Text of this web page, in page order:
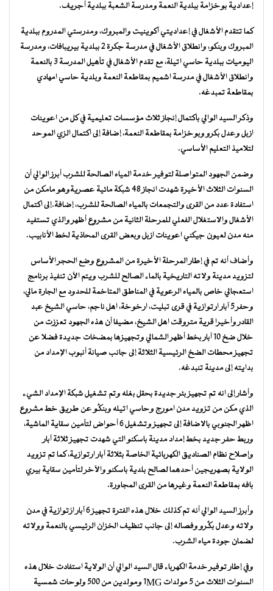
إعدادية بوخزامة ببلدية النعمة ومدرسة الشعبة ببلدية أجريف.
كما تتقدم الأشغال في إعداديتي آكوينيت والمبروك، ومدرستي المدروم ببلدية
المبروك وبنكو، وانطلاق الأشغال في مدرسة جكرة ٢ ببلدية بيريبافات، ومدرسة
اليوميات ببلدية حاسي اتيلة، مع تقدم الأشغال في تأهيل المدرسة 3 بالنعمة
وانطلاق الأشغال في مدرسة اشميم بمقاطعة النعمة وبلدية حاسي امهادي
بمقاطعة تمبدغه.
وذكر السيد الوالي باكتمال إنجاز ثلاث مؤسسات تعليمية في كل من اعوينات
ازبل وعدل بكرو وبوخزامة بمقاطعة النعمة، إضافة إلى اكتمال الزي الموحد
لتلاميذ التعليم الأساسي.
وضمن الجهود المتواصلة لتوفير خدمة المياه الصالحة للشرب أبرز الوالي أن
السنوات الثلاث الأخيرة شهدت انجاز 48 شبكة مائية عصريةوهو مامكن من
استفادة عدد من القرى والتجمعات بالمياه الصالحة للشرب، إضافة.إلى اكتمال
الأشغال والاستغلال الفعلي للمرحلة الثانية من مشروع أظهر والذي تستفيد
منه مدن لعيون جيكني اعوينات ازبل وبعض القرى المحاذية لخط الأنابيب.
وأضاف أنه تم في إطار المرحلة الأخيرة من المشروع وضع الحجر الأساس
لتزويد مدينة ولاته التاريخية بالماء الصالح للشرب ويتم الآن تنفيذ برنامج
استعجالي خاص بالمياه الرعوية في المناطق المتاخمة للحدود مع الجارة مالي،
وحفر 5 آبار ارتوازية في قرى تبليت، ارخوخة، اهل ناجم، حاسي الشيخ عبد
القادر وأخيرا قرية متروقت اهل الشيخ، مضيفا أن هذه الجهود تعززت من
خلال ضخ 10 آبار بخط أظهر الشمالي وتجهيزها بمضخات جديدة فضلا عن
تجهيز محطات الضخ الرئيسية الثلاثة إلى جانب صيانة أنبوب الإمداد من
بدايته إلى مدينة تنبدغه.
وأشار إلى انه تم تجهيز بئر جديدة بحقل بغله وتم تشغيل شبكة الإمداد الشيء
الذي مكن من تزويد مدن امورج وحاسي اتيله وبنگو عن طريق خط مشروع
اظهر الجنوبي بالاضافة إلى تجهيز وتشغيل 6 أحواض لتأمين سقاية الماشية،
وربط حفر جديد بخط إمداد مدينة باسكنو التي شهدت تجهيز ثلاثة آبار
وإصلاح نظام الصناديق الكهربائية الخاصة بثلاثة آبار ارتوازية، كما تم تزويد
الولاية بصهريجين أحدهما لصالح بلدية باسكنو والآخر لتأمين سقاية بيري
بافه بمقاطعة النعمة وغيرها من القرى المجاورة.
وأبرز السيد الوالي أنه تم كذلك خلال هذه الفترة تجهيز 6 آبار ارُتوازية في مدن
ولاته وعدل بگرو وفصاله إلى جانب تنظيف الخزان الرئيسي بالنعمة وولاته
لضمان جودة مياه الشرب.
وفي إطار توفير خدمة الكهرباء قال السيد الوالي أن الولاية استفادت خلال هذه
السنوات الثلاث من 5 مولدات 1MG ومولدين من 500 ولوحات شمسية